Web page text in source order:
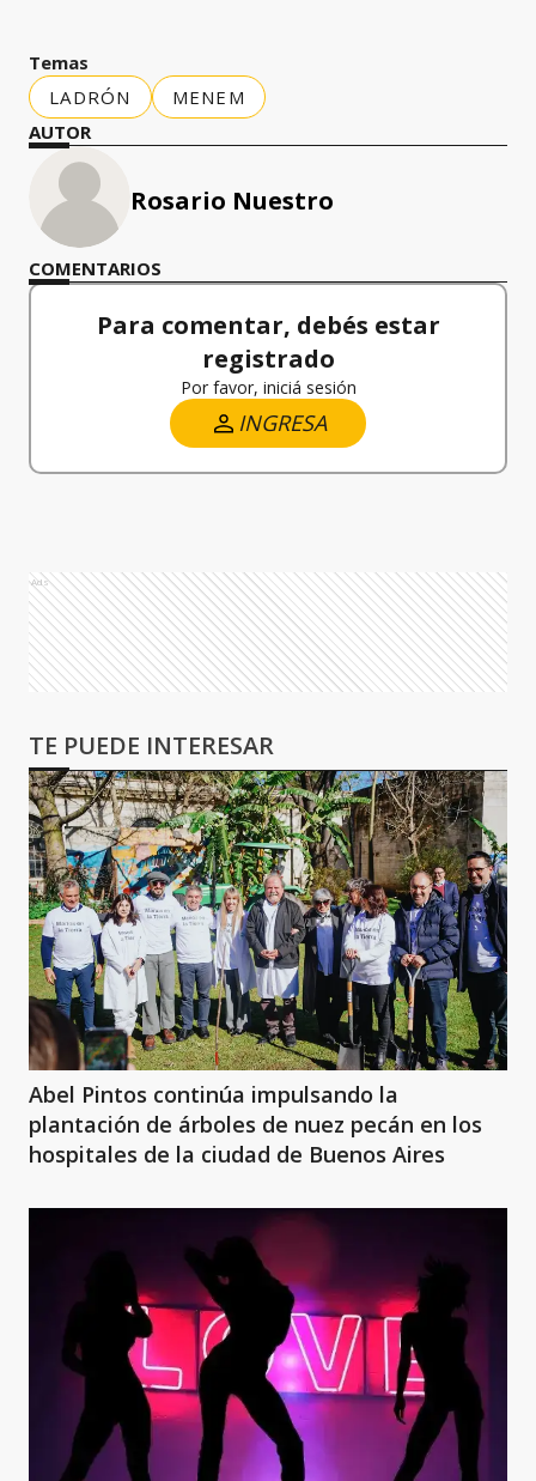
Temas
LADRÓN
MENEM
AUTOR
Rosario Nuestro
COMENTARIOS
Para comentar, debés estar
registrado
Por favor, iniciá sesión
INGRESA
Ads
TE PUEDE INTERESAR
Abel Pintos continúa impulsando la
plantación de árboles de nuez pecán en los
hospitales de la ciudad de Buenos Aires